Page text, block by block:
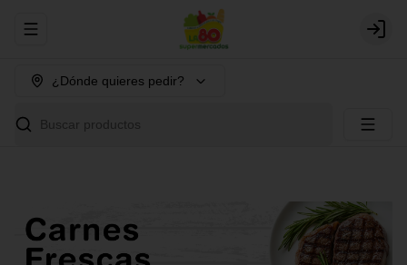
Abrir menu de navegación Login
¿Dónde quieres pedir?
Buscar productos